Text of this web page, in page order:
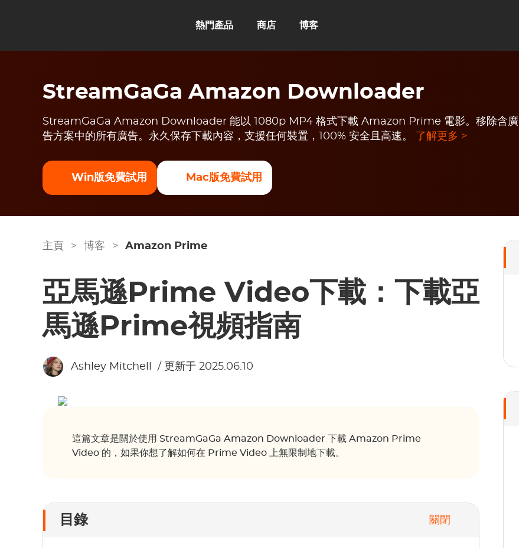
熱門產品 商店 博客
StreamGaGa Amazon Downloader
StreamGaGa Amazon Downloader 能以 1080p MP4 格式下載 Amazon Prime 電影。移除含廣
告方案中的所有廣告。永久保存下載內容，支援任何裝置，100% 安全且高速。
了解更多 >
Win版免費試用 Mac版免費試用
主頁 > 博客 > Amazon Prime
亞馬遜Prime Video下載：下載亞
馬遜Prime視頻指南
Ashley Mitchell / 更新于 2025.06.10
這篇文章是關於使用 StreamGaGa Amazon Downloader 下載 Amazon Prime
Video 的，如果你想了解如何在 Prime Video 上無限制地下載。
目錄 關閉